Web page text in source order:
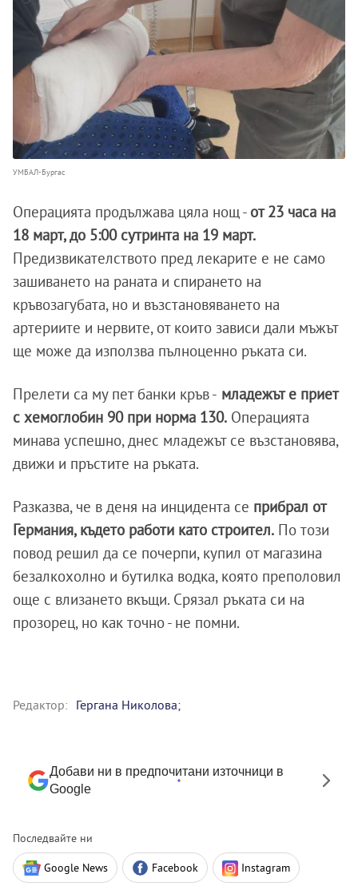
УМБАЛ-Бургас
Операцията продължава цяла нощ - от 23 часа на
18 март, до 5:00 сутринта на 19 март.
Предизвикателството пред лекарите е не само
зашиването на раната и спирането на
кръвозагубата, но и възстановяването на
артериите и нервите, от които зависи дали мъжът
ще може да използва пълноценно ръката си.
Прелети са му пет банки кръв - младежът е приет
с хемоглобин 90 при норма 130. Операцията
минава успешно, днес младежът се възстановява,
движи и пръстите на ръката.
Разказва, че в деня на инцидента се прибрал от
Германия, където работи като строител. По този
повод решил да се почерпи, купил от магазина
безалкохолно и бутилка водка, която преполовил
още с влизането вкъщи. Срязал ръката си на
прозорец, но как точно - не помни.
Редактор: Гергана Николова;
Добави ни в предпочитани източници в
Google
Последвайте ни
Google News Facebook Instagram